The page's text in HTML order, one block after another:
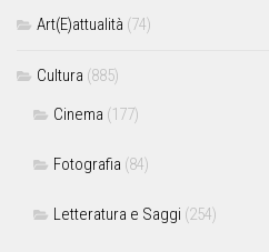
Art(E)attualità (74)
Cultura (885)
Cinema (177)
Fotografia (84)
Letteratura e Saggi (254)